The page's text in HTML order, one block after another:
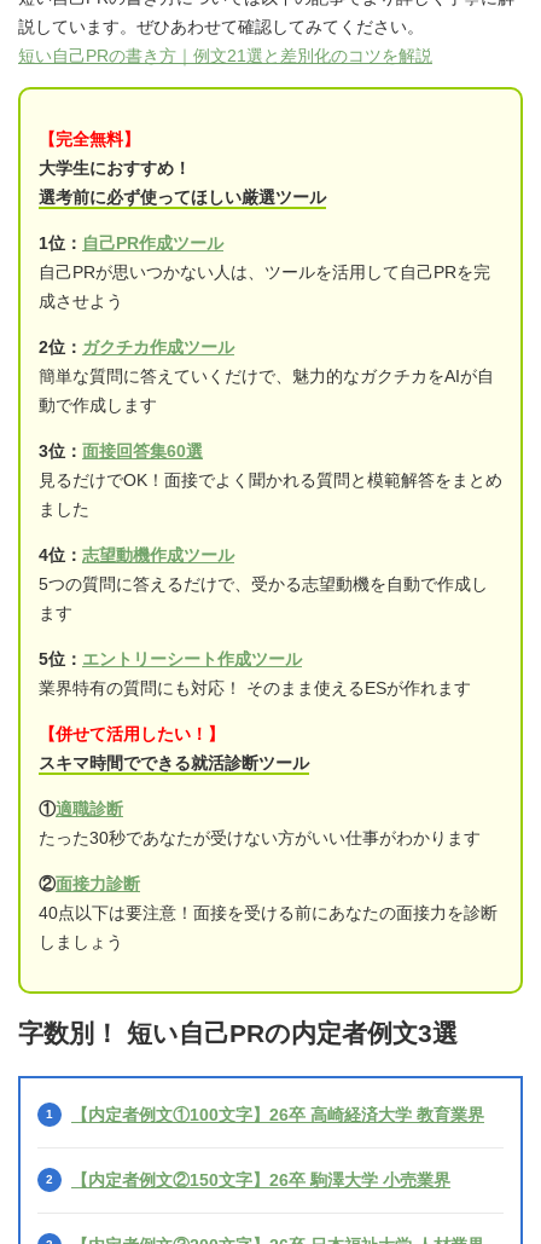
説しています。ぜひあわせて確認してみてください。
短い自己PRの書き方｜例文21選と差別化のコツを解説
【完全無料】
大学生におすすめ！
選考前に必ず使ってほしい厳選ツール
1位： 自己PR作成ツール
自己PRが思いつかない人は、ツールを活用して自己PRを完
成させよう
2位： ガクチカ作成ツール
簡単な質問に答えていくだけで、魅力的なガクチカをAIが自
動で作成します
3位： 面接回答集60選
見るだけでOK！面接でよく聞かれる質問と模範解答をまとめ
ました
4位： 志望動機作成ツール
5つの質問に答えるだけで、受かる志望動機を自動で作成し
ます
5位： エントリーシート作成ツール
業界特有の質問にも対応！ そのまま使えるESが作れます
【併せて活用したい！】
スキマ時間でできる就活診断ツール
①適職診断
たった30秒であなたが受けない方がいい仕事がわかります
②面接力診断
40点以下は要注意！面接を受ける前にあなたの面接力を診断
しましょう
字数別！ 短い自己PRの内定者例文3選
【内定者例文①100文字】26卒 高崎経済大学 教育業界
【内定者例文②150文字】26卒 駒澤大学 小売業界